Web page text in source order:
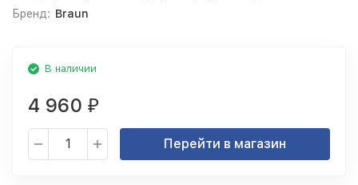
Бренд: Braun
В наличии
4 960 ₽
Перейти в магазин